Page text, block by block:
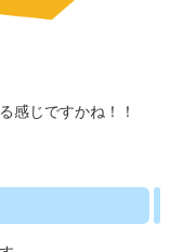
感じですかね！！